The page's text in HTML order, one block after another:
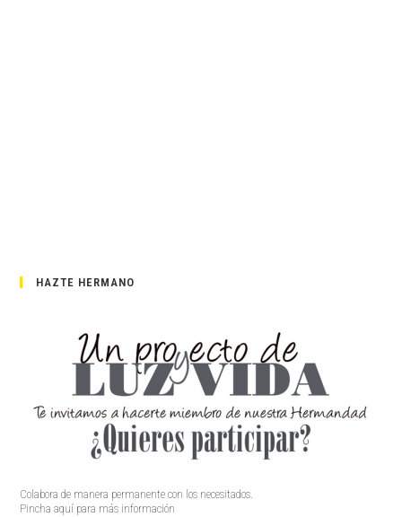
HAZTE HERMANO
Colabora de manera permanente con los necesitados.
Pincha aquí para más información